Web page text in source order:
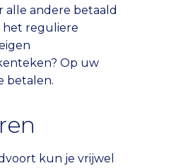
alle andere betaald
het reguliere
Op uw
betalen.
kun je vrijwel